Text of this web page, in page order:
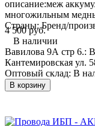
описание:меж
многожильным
Страны: Бренд/
4 500 руб.
В наличии
Вавилова 9А стр 6.:
Кантемировская ул.
Оптовый склад: В
В корзину